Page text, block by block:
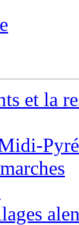
et la